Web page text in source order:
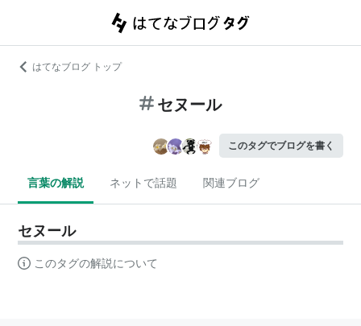
はてなブログ トップ
セヌール
このタグでブログを書く
言葉の解説 ネットで話題 関連ブログ
セヌール
このタグの解説について